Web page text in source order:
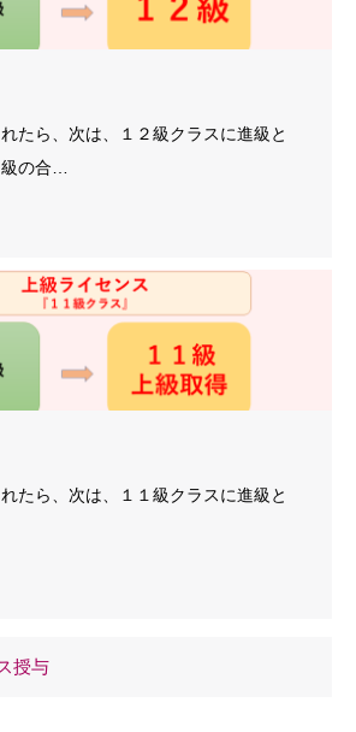
たら、次は、１２級クラスに進級と
の合…
たら、次は、１１級クラスに進級と
授与